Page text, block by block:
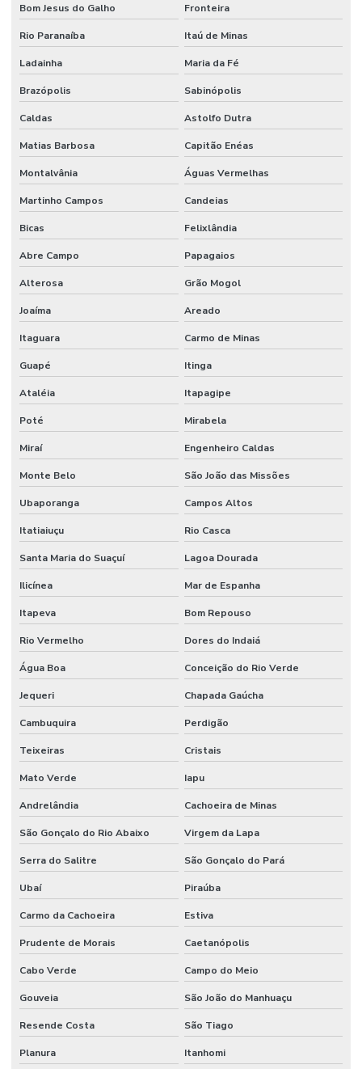
Bom Jesus do Galho Fronteira
Rio Paranaíba Itaú de Minas
Ladainha Maria da Fé
Brazópolis Sabinópolis
Caldas Astolfo Dutra
Matias Barbosa Capitão Enéas
Montalvânia Águas Vermelhas
Martinho Campos Candeias
Bicas Felixlândia
Abre Campo Papagaios
Alterosa Grão Mogol
Joaíma Areado
Itaguara Carmo de Minas
Guapé Itinga
Ataléia Itapagipe
Poté Mirabela
Miraí Engenheiro Caldas
Monte Belo São João das Missões
Ubaporanga Campos Altos
Itatiaiuçu Rio Casca
Santa Maria do Suaçuí Lagoa Dourada
Ilicínea Mar de Espanha
Itapeva Bom Repouso
Rio Vermelho Dores do Indaiá
Água Boa Conceição do Rio Verde
Jequeri Chapada Gaúcha
Cambuquira Perdigão
Teixeiras Cristais
Mato Verde Iapu
Andrelândia Cachoeira de Minas
São Gonçalo do Rio Abaixo Virgem da Lapa
Serra do Salitre São Gonçalo do Pará
Ubaí Piraúba
Carmo da Cachoeira Estiva
Prudente de Morais Caetanópolis
Cabo Verde Campo do Meio
Gouveia São João do Manhuaçu
Resende Costa São Tiago
Planura Itanhomi